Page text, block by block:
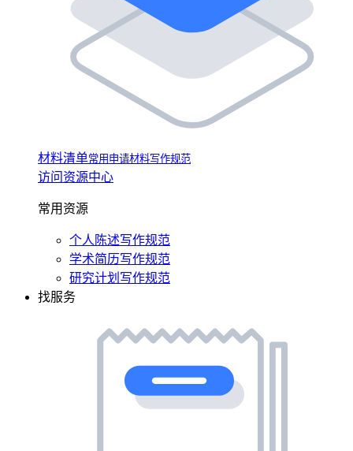
材料清单常用申请材料写作规范
访问资源中心
常用资源
个人陈述写作规范
学术简历写作规范
研究计划写作规范
找服务